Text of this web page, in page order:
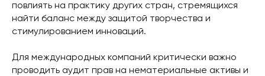
повлиять на практику других стран, стремящихся
найти баланс между защитой творчества и
стимулированием инноваций.
Для международных компаний критически важно
проводить аудит прав на нематериальные активы и